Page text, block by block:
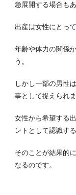
急展開する場合もあ
出産は女性にとって
年齢や体力の関係
う。
しかし一部の男性
事として捉えられま
女性から希望する
ントとして認識す
そのことが結果的
なるのです。